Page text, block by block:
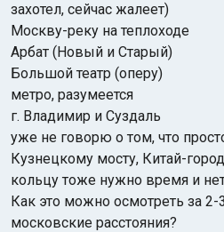
захотел, сейчас жалеет)
Москву-реку на теплоходе
Арбат (Новый и Старый)
Большой театр (оперу)
метро, разумеется
г. Владимир и Суздаль
уже не говорю о том, что
Кузнецкому мосту, Китай-
кольцу тоже нужно время и
Как это можно осмотреть за
московские расстояния?